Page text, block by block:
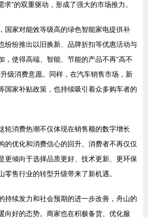
求”的双重驱动，形成了强大的市场推力。
国家对能效等级高的绿色智能家电提供补
纷纷推出以旧换新、品牌折扣等优惠活动与
，使得高端、智能、节能的产品不再“高不
级消费意愿。同样，在汽车销售市场，新
国家补贴政策，也持续吸引着众多购车者的
轮消费热潮不仅体现在销售额的数字增长
的优化和消费信心的回升。消费者不再仅仅
更倾向于选择品质更好、技术更新、更环保
零售行业的转型升级带来了新机遇。
持续发力和社会预期的进一步改善，舟山的
向好的态势。商家也在积极备货、优化服